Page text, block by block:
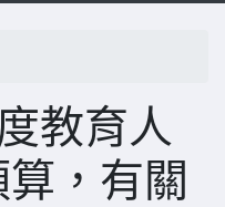
教育人
，有關